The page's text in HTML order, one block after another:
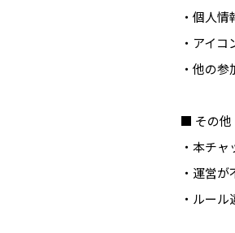
・個人
・アイ
・他の
■ その他
・本チ
・運営
・ルー